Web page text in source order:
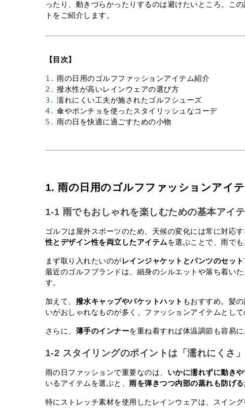
ったり、動きづらかったりするのは避けたいところ。こ
トをご紹介します。
【目次】
1. 雨の日用のゴルフファッションアイテム紹介
2. 撥水性が高いレインウェアの選び方
3. 濡れにくい工夫が施されたゴルフシューズ
4. 傘やポンチョを使ったスタイリッシュなコーデ
5. 雨の日を快適に過ごすための小物
1. 雨の日用のゴルフファッションアイ
1-1 雨でもおしゃれを楽しむための基本アイ
ゴルフは屋外スポーツのため、天候の変化には常に対応
性とデザイン性を両立したアイテム を選ぶことで、雨で
まず取り入れたいのがレインジャケットとパンツのセッ
最近のゴルフブランドは、細身のシルエットや落ち着い
す。
加えて、 撥水キャップやバケットハット もおすすめ。髪
いがおしゃれなものが多く、ファッションアイテムとして
さらに、 薄手のインナーを重ね着すれば体温調節も容易
1-2 スタイリングのポイントは「濡れにくさ」
雨の日ファッションで重要なのは、 いかに濡れずに動き
いるアイテムを選ぶと、雨を弾きつつ内部の蒸れも防げる
特にストレッチ素材を使用したレインウェアは、スイン